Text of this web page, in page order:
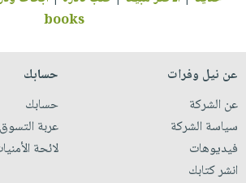
books
عن نيل وفرات
عن الشركة
سياسة الشركة
فيديوهات
انشر كتابك
حسابك
حسابك
عربة التسوق
لائحة